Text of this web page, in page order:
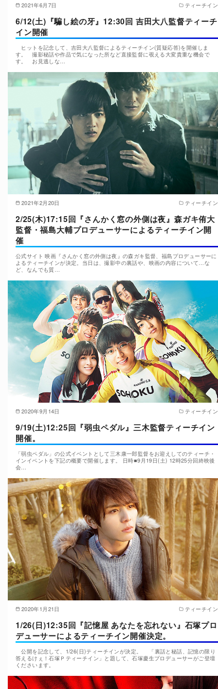
2021年6月7日 ティーチイン
6/12(土)『騙し絵の牙』12:30回 吉田大八監督ティーチ
イン開催
ヒットを記念して、吉田大八監督によるティーチイン(質疑応答)を開催しま
す。 撮影秘話や作品で気になった所など直接監督に覗える大変貴重な機会で
す。 お見逃しな…
2021年2月20日 ティーチイン
2/25(木)17:15回『さんかく窓の外側は夜』森ガキ侑大
監督・福島大輔プロデューサーによるティーチイン開
催
公式サイト 映画『さんかく窓の外側は夜』の森ガキ監督、福島プロデューサーに
よるティーチインが決定。当日は、撮影中の裏話や、映画の内容について…な
ど、なんでも質…
2020年9月14日 ティーチイン
9/19(土)12:25回『弱虫ペダル』三木監督ティーチイン
開催。
「弱虫ペダル」の公式イベントとして三木康一郎監督をお迎えしてのティーチ・
インイベントを下記の概要で開催します。 日時■9月19日(土) 12時25分回終映後
会…
2020年1月21日 ティーチイン
1/26(日)12:35回『記憶屋 あなたを忘れない』石塚プロ
デューサーによるティーチイン開催決定。
公開を記念して、1/26(日)ティーチインが決定。 「裏話と秘話、記憶の限り
答えるけぇ！石塚Ｐティーチイン」と題して、石塚慶生プロデューサーがご登壇
くださいます。